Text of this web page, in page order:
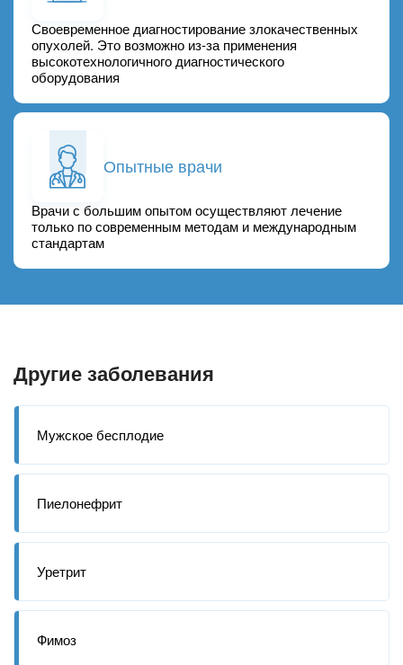
Своевременное диагностирование злокачественных
опухолей. Это возможно из-за применения
высокотехнологичного диагностического
оборудования
Опытные врачи
Врачи с большим опытом осуществляют лечение
только по современным методам и международным
стандартам
Другие заболевания
Мужское бесплодие
Пиелонефрит
Уретрит
Фимоз